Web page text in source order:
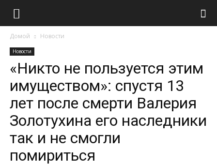
Домой Новости
Новости
«Никто не пользуется этим
имуществом»: спустя 13
лет после смерти Валерия
Золотухина его наследники
так и не смогли
помириться